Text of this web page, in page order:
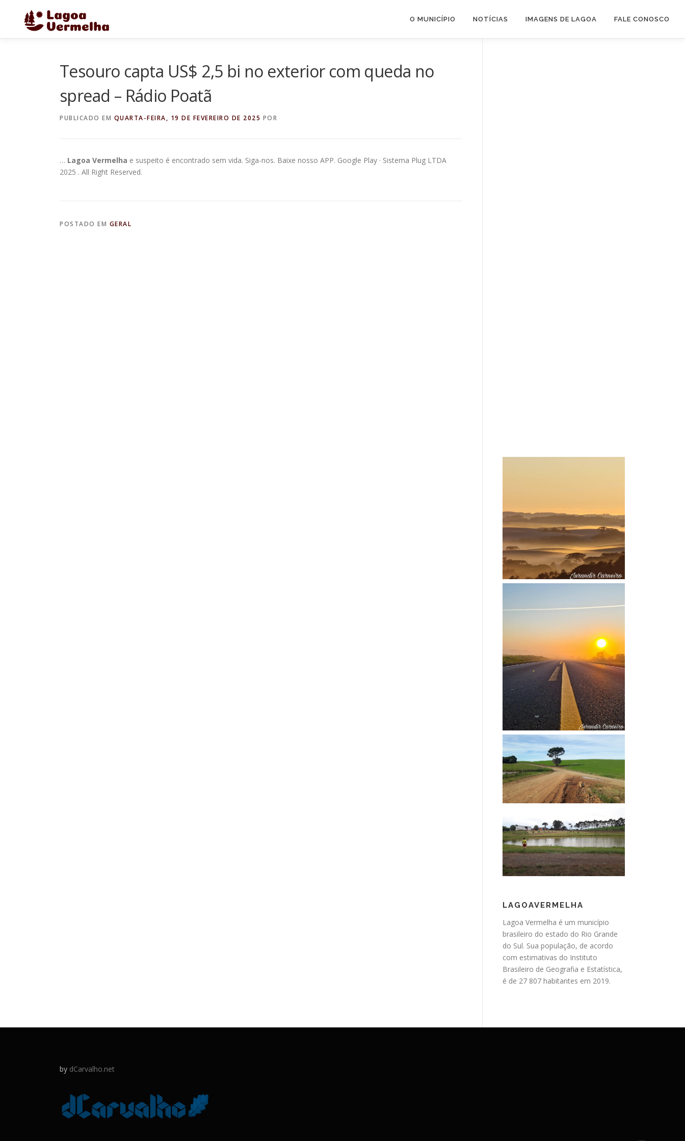
conteúdo
O MUNICÍPIO NOTÍCIAS IMAGENS DE LAGOA FALE CONOSCO
Tesouro capta US$ 2,5 bi no exterior com queda no
spread – Rádio Poatã
PUBLICADO EM QUARTA-FEIRA, 19 DE FEVEREIRO DE 2025 POR
… Lagoa Vermelha e suspeito é encontrado sem vida. Siga-nos. Baixe nosso APP. Google Play · Sistema Plug LTDA
2025 . All Right Reserved.
POSTADO EM GERAL
LAGOAVERMELHA
Lagoa Vermelha é um município
brasileiro do estado do Rio Grande
do Sul. Sua população, de acordo
com estimativas do Instituto
Brasileiro de Geografia e Estatística,
é de 27 807 habitantes em 2019.
by dCarvalho.net